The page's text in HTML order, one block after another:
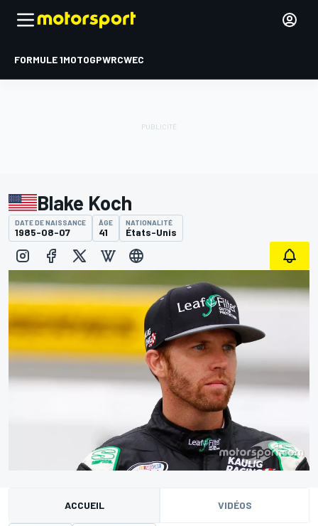
FORMULE 1MOTOGPWRCWEC
Blake Koch
DATE DE NAISSANCE
1985-08-07
ÂGE
41
NATIONALITÉ
États-Unis
ACCUEIL VIDÉOS